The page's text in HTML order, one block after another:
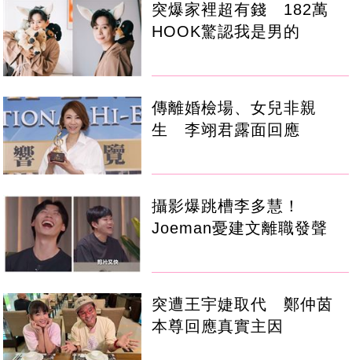
突爆家裡超有錢 182萬
HOOK驚認我是男的
傳離婚檢場、女兒非親
生 李翊君露面回應
攝影爆跳槽李多慧！
Joeman憂建文離職發聲
突遭王宇婕取代 鄭仲茵
本尊回應真實主因